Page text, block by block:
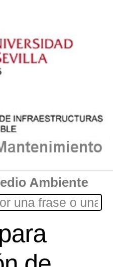
Ambiente